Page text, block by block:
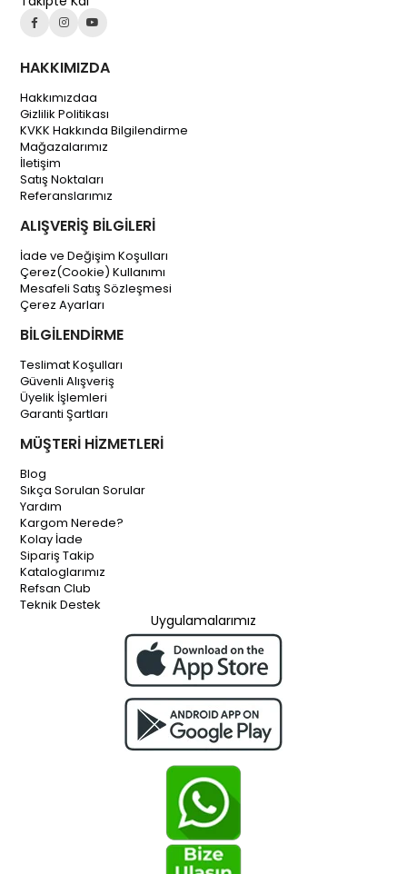
HAKKIMIZDA
Hakkımızdaa
Gizlilik Politikası
KVKK Hakkında Bilgilendirme
Mağazalarımız
İletişim
Satış Noktaları
Referanslarımız
ALIŞVERİŞ BİLGİLERİ
İade ve Değişim Koşulları
Çerez(Cookie) Kullanımı
Mesafeli Satış Sözleşmesi
Çerez Ayarları
BİLGİLENDİRME
Teslimat Koşulları
Güvenli Alışveriş
Üyelik İşlemleri
Garanti Şartları
MÜŞTERİ HİZMETLERİ
Blog
Sıkça Sorulan Sorular
Yardım
Kargom Nerede?
Kolay İade
Sipariş Takip
Kataloglarımız
Refsan Club
Teknik Destek
Uygulamalarımız